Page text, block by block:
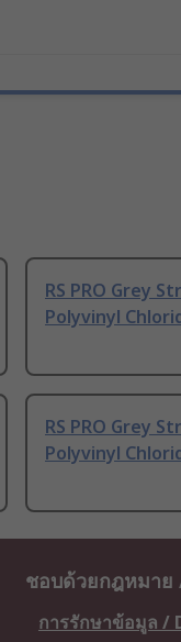
RS PRO Grey
Polyvinyl
RS PRO Grey
Polyvinyl
ชอบด้วยกฎหมาย
การรักษาข้อมูล /